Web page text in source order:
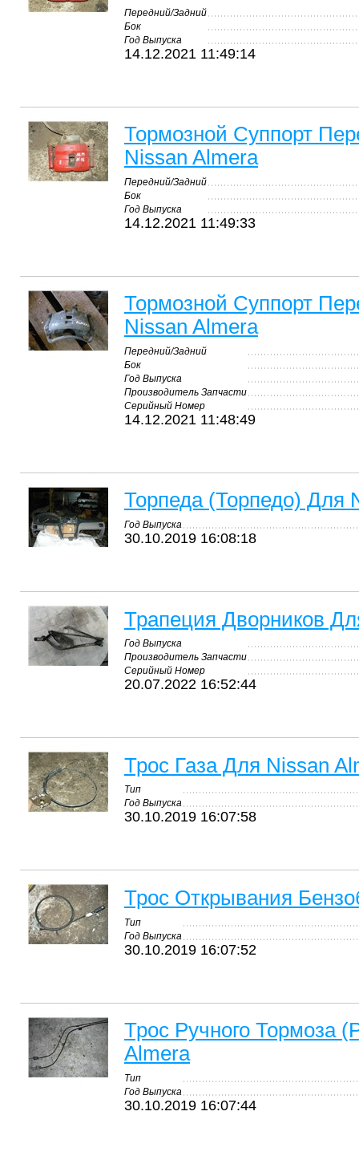
Передний/Задний
Бок
Год Выпуска
14.12.2021 11:49:14
Тормозной Суппорт
Nissan Almera
Передний/Задний
Бок
Год Выпуска
14.12.2021 11:49:33
Тормозной Суппорт
Nissan Almera
Передний/Задний
Бок
Год Выпуска
Производитель Запчасти
Серийный Номер
14.12.2021 11:48:49
Торпеда (Торпедо) Для
Год Выпуска
30.10.2019 16:08:18
Трапеция Дворников
Год Выпуска
Производитель Запчасти
Серийный Номер
20.07.2022 16:52:44
Трос Газа Для Nissan
Тип
Год Выпуска
30.10.2019 16:07:58
Трос Открывания
Тип
Год Выпуска
30.10.2019 16:07:52
Трос Ручного Тормоза
Almera
Тип
Год Выпуска
30.10.2019 16:07:44